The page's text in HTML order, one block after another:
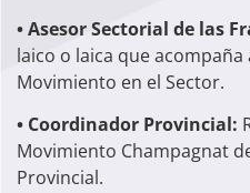
• Asesor Sectorial de las
laico o laica que
Movimiento en el Sector.
• Coordinador Provincial:
Movimiento Champagnat
Provincial.